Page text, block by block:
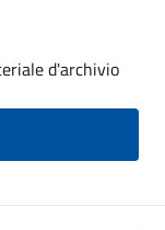
d'archivio